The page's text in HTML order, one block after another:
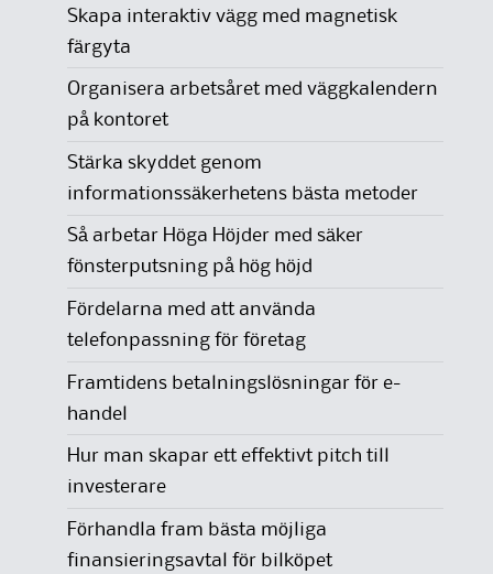
Skapa interaktiv vägg med magnetisk
färgyta
Organisera arbetsåret med väggkalendern
på kontoret
Stärka skyddet genom
informationssäkerhetens bästa metoder
Så arbetar Höga Höjder med säker
fönsterputsning på hög höjd
Fördelarna med att använda
telefonpassning för företag
Framtidens betalningslösningar för e-
handel
Hur man skapar ett effektivt pitch till
investerare
Förhandla fram bästa möjliga
finansieringsavtal för bilköpet